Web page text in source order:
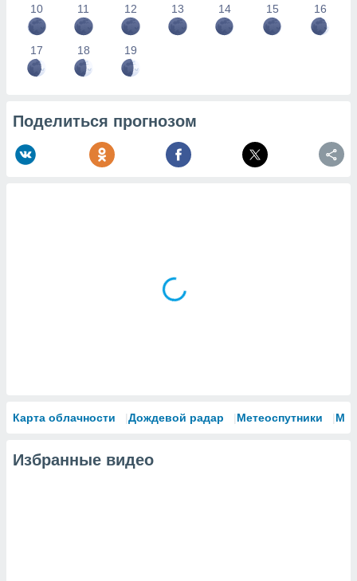
10 11 12 13 14 15 16
17 18 19
Поделиться прогнозом
Карта облачности Дождевой радар Метеоспутники
Избранные видео